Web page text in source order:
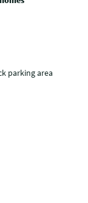
parking area